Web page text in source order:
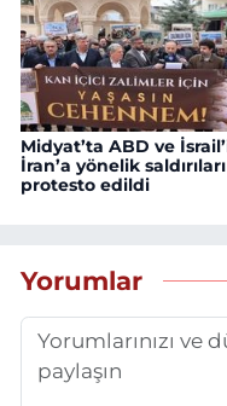
Midyat’ta ABD ve
İran’a yönelik saldırıları
protesto edildi
Yorumlar